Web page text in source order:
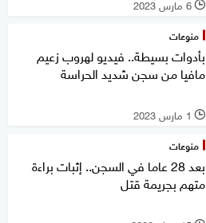
l 6 مارس 2023
منوعات
بأدوات بسيطة.. فيديو لهروب زعيم
مافيا من سجن شديد الحراسة
l 1 مارس 2023
منوعات
بعد 28 عاما في السجن.. إثبات براءة
متهم بجريمة قتل